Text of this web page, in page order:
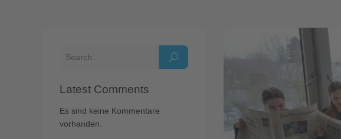
Latest Comments
Es sind keine Kommentare
vorhanden.